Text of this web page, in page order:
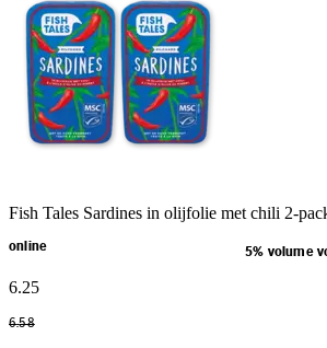
Fish Tales Sardines in olijfolie met chili 2-
online 5% volume
6.25
6.58